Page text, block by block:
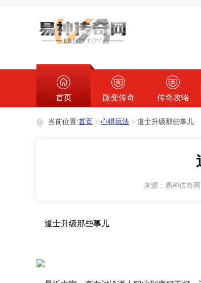
栏目导航
心得玩法
首页 微变传奇 传奇攻略
当前位置:首页 > 心得玩法 > 道士升级那些事儿
来源：易神传奇网
道士升级那些事儿